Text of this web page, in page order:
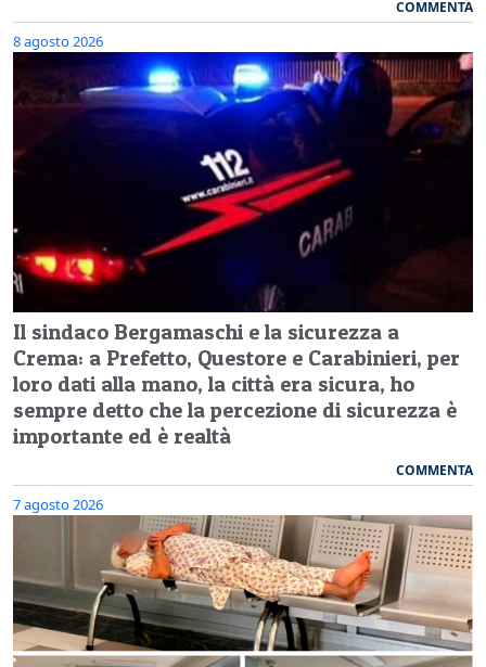
COMMENTA
8 agosto 2026
Il sindaco Bergamaschi e la sicurezza a
Crema: a Prefetto, Questore e Carabinieri, per
loro dati alla mano, la città era sicura, ho
sempre detto che la percezione di sicurezza è
importante ed è realtà
COMMENTA
7 agosto 2026